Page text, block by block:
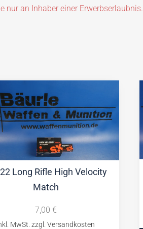
nur an Inhaber einer Erwerbserlaubnis.
Long Rifle High Velocity
Match
7,00 €